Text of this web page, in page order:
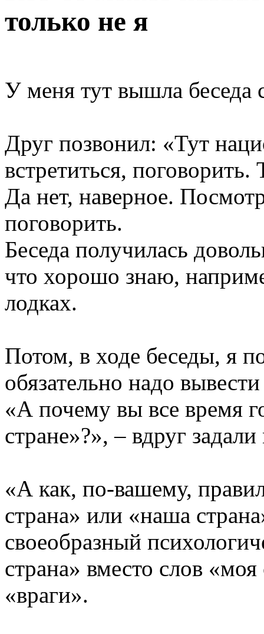
только не я
У меня тут вышла беседа
Друг позвонил: «Тут
встретиться,
Да нет, наверное.
поговорить.
Беседа получилась
что хорошо знаю,
лодках.
Потом, в ходе беседы, я
обязательно надо
«А почему вы все время
стране»?», – вдруг
«А как, по-вашему,
страна» или «наша
своеобразный
страна» вместо слов «моя
«враги».